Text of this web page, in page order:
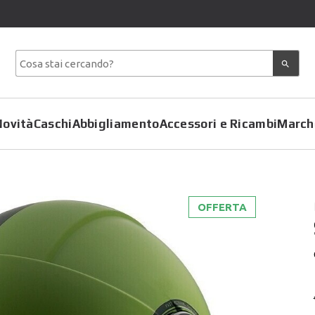
CaschiAbbigliamento
Copriscarpe
Accessori e Ricambi
CoprimotoOFFERTA